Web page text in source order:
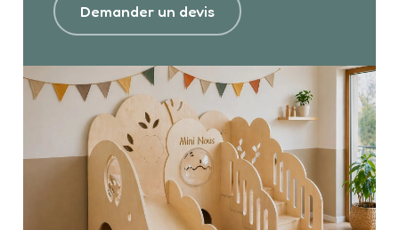
Demander un devis